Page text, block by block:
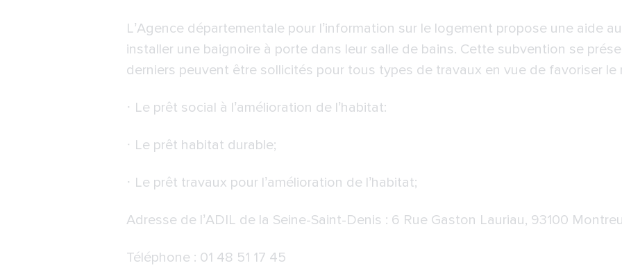
L’Agence départementale pour l’information sur le logement propose une aide
installer une baignoire à porte dans leur salle de bains. Cette subvention se
derniers peuvent être sollicités pour tous types de travaux en vue de favoriser le
· Le prêt social à l’amélioration de l’habitat:
· Le prêt habitat durable;
· Le prêt travaux pour l’amélioration de l’habitat;
Adresse de l’ADIL de la Seine-Saint-Denis : 6 Rue Gaston Lauriau, 93100
Téléphone : 01 48 51 17 45